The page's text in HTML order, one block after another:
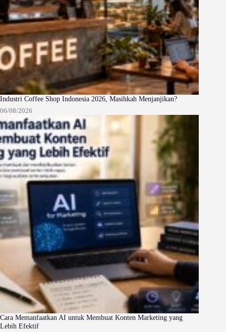
Industri Coffee Shop Indonesia 2026, Masihkah Menjanjikan?
06/08/2026
Cara Memanfaatkan AI untuk Membuat Konten Marketing yang
Lebih Efektif